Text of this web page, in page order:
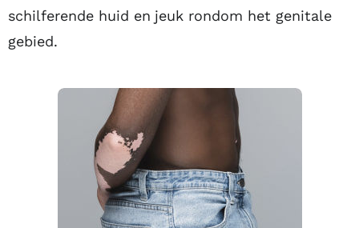
schilferende huid en jeuk rondom het genitale
gebied.